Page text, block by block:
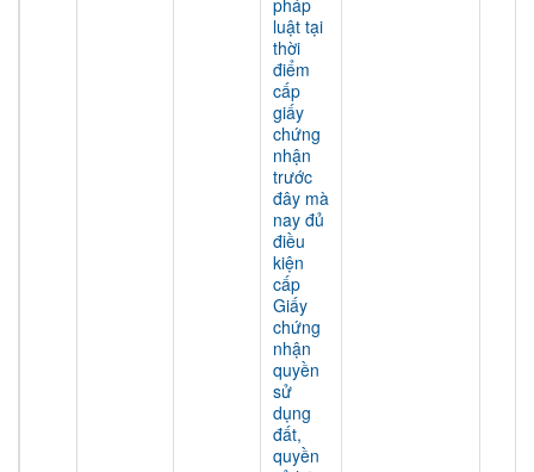
pháp
luật tại
thời
điểm
cấp
giấy
chứng
nhận
trước
đây mà
nay đủ
điều
kiện
cấp
Giấy
chứng
nhận
quyền
sử
dụng
đất,
quyền